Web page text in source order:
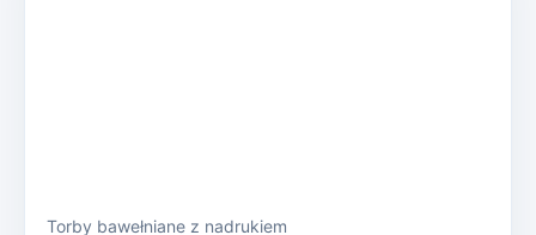
Torby bawełniane z nadrukiem